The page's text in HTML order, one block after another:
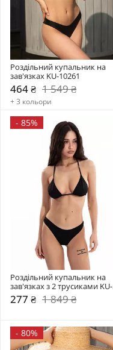
Роздільний купальник на
зав'язках KU-10261
464 ₴ 1 549 ₴
+ 3 кольори
- 85%
Роздільний купальник на
зав'язках з 2 трусиками KU-
1028
277 ₴ 1 849 ₴
- 80%